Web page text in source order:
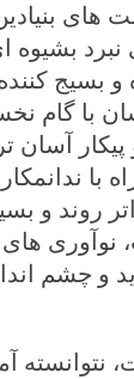
های
بسیج
با گام
آسان
و
های
چشم
نتوانسته